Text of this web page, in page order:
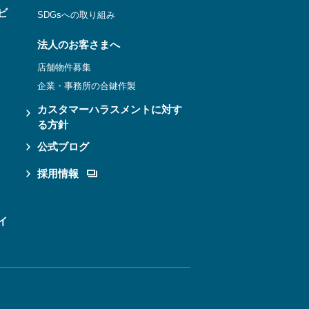
SDGsへの取り組み
法人のお客さまへ
店舗物件募集
企業・事務所の合鍵作製
カスタマーハラスメントに対す
る方針
公式ブログ
採用情報